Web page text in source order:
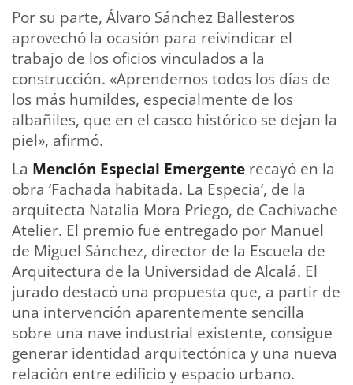
Por su parte, Álvaro Sánchez Ballesteros
aprovechó la ocasión para reivindicar el
trabajo de los oficios vinculados a la
construcción. «Aprendemos todos los días de
los más humildes, especialmente de los
albañiles, que en el casco histórico se dejan la
piel», afirmó.
La Mención Especial Emergente recayó en la
obra ‘Fachada habitada. La Especia’, de la
arquitecta Natalia Mora Priego, de Cachivache
Atelier. El premio fue entregado por Manuel
de Miguel Sánchez, director de la Escuela de
Arquitectura de la Universidad de Alcalá. El
jurado destacó una propuesta que, a partir de
una intervención aparentemente sencilla
sobre una nave industrial existente, consigue
generar identidad arquitectónica y una nueva
relación entre edificio y espacio urbano.